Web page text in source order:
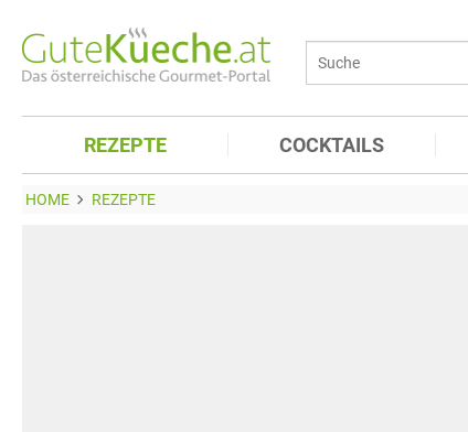
REZEPTE COCKTAILS
HOME REZEPTE